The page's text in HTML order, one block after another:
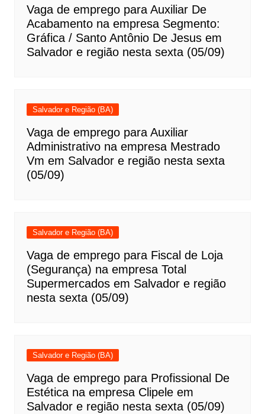
Vaga de emprego para Auxiliar De
Acabamento na empresa Segmento:
Gráfica / Santo Antônio De Jesus em
Salvador e região nesta sexta (05/09)
Salvador e Região (BA)
Vaga de emprego para Auxiliar
Administrativo na empresa Mestrado
Vm em Salvador e região nesta sexta
(05/09)
Salvador e Região (BA)
Vaga de emprego para Fiscal de Loja
(Segurança) na empresa Total
Supermercados em Salvador e região
nesta sexta (05/09)
Salvador e Região (BA)
Vaga de emprego para Profissional De
Estética na empresa Clipele em
Salvador e região nesta sexta (05/09)